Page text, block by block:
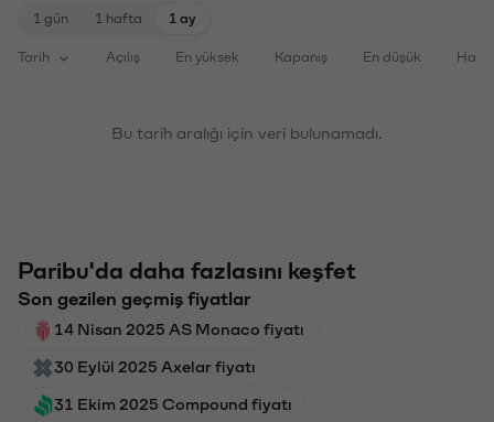
1 gün 1 hafta 1 ay
Tarih Açılış En yüksek Kapanış En düşük
Bu tarih aralığı için veri bulunamadı.
Paribu'da daha fazlasını keşfet
Son gezilen geçmiş fiyatlar
14 Nisan 2025 AS Monaco fiyatı
30 Eylül 2025 Axelar fiyatı
31 Ekim 2025 Compound fiyatı